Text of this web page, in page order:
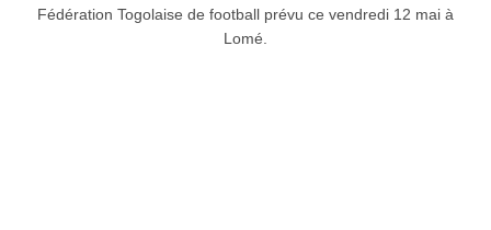
Fédération Togolaise de football prévu ce vendredi 12 mai à
Lomé.